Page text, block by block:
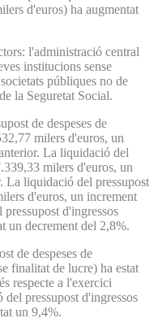
d'euros) ha augmentat
l'administració central
institucions sense
públiques no de
la Seguretat Social.
de despeses de
milers d'euros, un
La liquidació del
milers d'euros, un
La liquidació del pressupost
d'euros, un increment
d'ingressos
un decrement del 2,8%.
de despeses de
finalitat de lucre) ha estat
respecte a l'exercici
pressupost d'ingressos
un 9,4%.